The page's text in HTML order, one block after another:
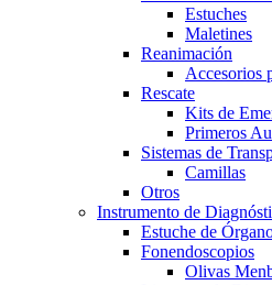
Estuches
Maletines
Reanimación
Accesorios
Rescate
Kits de
Primeros
Sistemas de
Camillas
Otros
Instrumento de
Estuche de
Fonendoscopios
Olivas